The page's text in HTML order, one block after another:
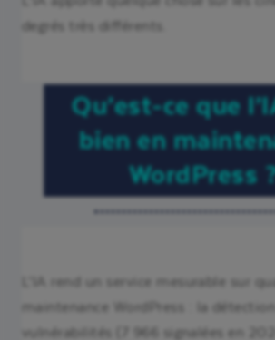
degrés très différents.
Qu’est-ce que
bien en
WordPress
L’IA rend un service mesurable sur
maintenance WordPress : la
vulnérabilités (7 966 signalées en